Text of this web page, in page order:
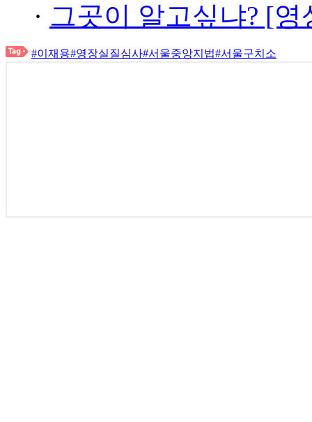
· 그곳이 알고싶냐? [
#이재용#영장실질심사#서울중앙지법#서울구치소